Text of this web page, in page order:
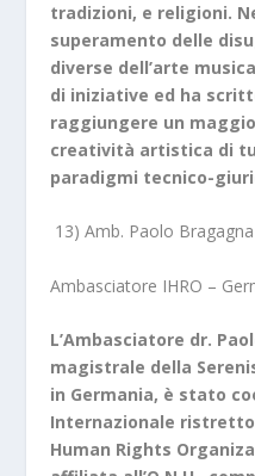
tradizioni, e religioni.
superamento delle
diverse dell’arte
di iniziative ed ha
raggiungere un
creatività artistica di
paradigmi tecnico-
13) Amb. Paolo Bragagna
Ambasciatore IHRO –
L’Ambasciatore dr.
magistrale della
in Germania, è stato
Internazionale
Human Rights